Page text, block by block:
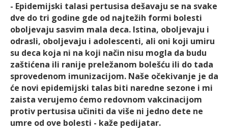
- Epidemijski talasi pertusisa dešavaju se na svake
dve do tri godine gde od najtežih formi bolesti
oboljevaju sasvim mala deca. Istina, oboljevaju i
odrasli, oboljevaju i adolescenti, ali oni koji umiru
su deca koja ni na koji način nisu mogla da budu
zaštićena ili ranije preležanom bolešću ili do tada
sprovedenom imunizacijom. Naše očekivanje je da
će novi epidemijski talas biti naredne sezone i mi
zaista verujemo ćemo redovnom vakcinacijom
protiv pertusisa učiniti da više ni jedno dete ne
umre od ove bolesti - kaže pedijatar.